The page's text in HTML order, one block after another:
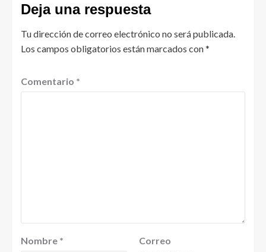
Deja una respuesta
Tu dirección de correo electrónico no será publicada.
Los campos obligatorios están marcados con*
Comentario *
Nombre *
Correo